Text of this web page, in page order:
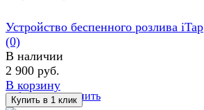
избранное сравнить
Устройство беcпенного розлива iTap
(0)
В наличии
2 900 руб.
В корзину